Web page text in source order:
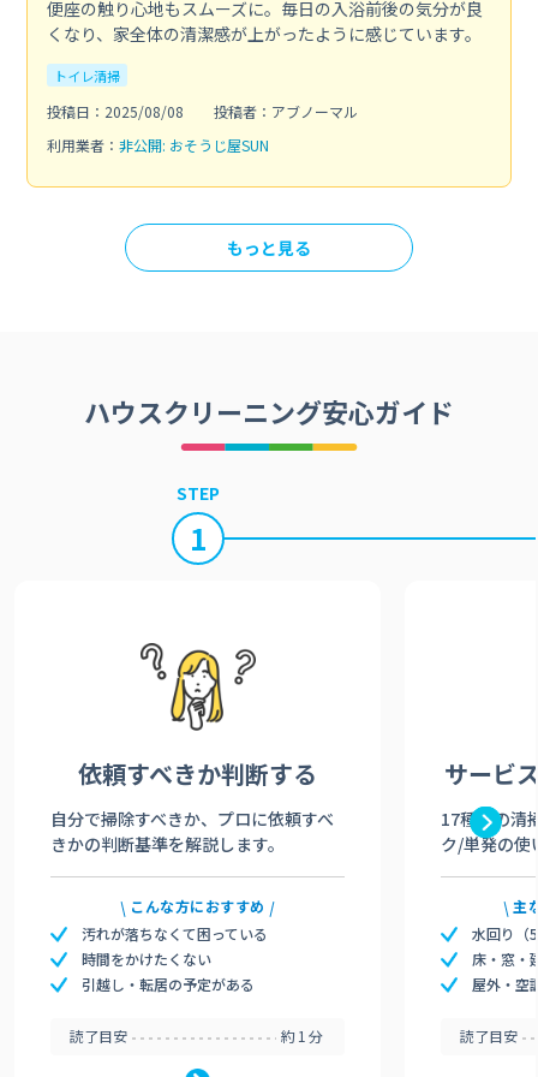
便座の触り心地もスムーズに。毎日の入浴前後の気分が良
くなり、家全体の清潔感が上がったように感じています。
トイレ清掃
投稿日：2025/08/08
投稿者：アブノーマル
利用業者： 非公開: おそうじ屋SUN
もっと見る
ハウスクリーニング安心ガイド
STEP
1
依頼すべきか判断する
自分で掃除すべきか、プロに依頼すべ
きかの判断基準を解説します。
こんな方におすすめ
汚れが落ちなくて困っている
時間をかけたくない
引越し・転居の予定がある
読了目安 約1分
サービ
17種類の清
ク/単発の使
主
水回り（
床・窓・
屋外・空
読了目安